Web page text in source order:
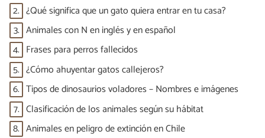
2. ¿Qué significa que un gato quiera entrar en tu casa?
3. Animales con N en inglés y en español
4. Frases para perros fallecidos
5. ¿Cómo ahuyentar gatos callejeros?
6. Tipos de dinosaurios voladores – Nombres e imágenes
7. Clasificación de los animales según su hábitat
8. Animales en peligro de extinción en Chile